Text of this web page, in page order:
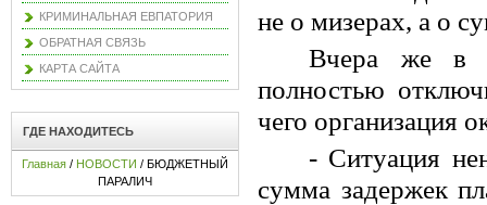
КРИМИНАЛЬНАЯ ЕВПАТОРИЯ
ОБРАТНАЯ СВЯЗЬ
КАРТА САЙТА
ГДЕ НАХОДИТЕСЬ
Главная / НОВОСТИ / БЮДЖЕТНЫЙ
ПАРАЛИЧ
не о мизерах, а о
Вчера же в
полностью
чего организация
- Ситуация
сумма задержек